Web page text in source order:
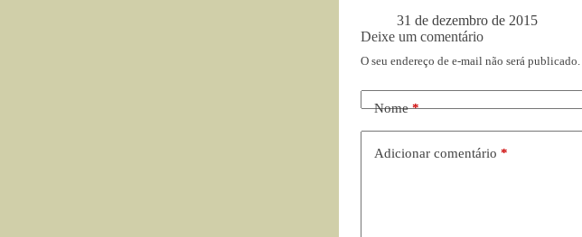
31 de dezembro de 2015
Deixe um comentário
O seu endereço de e-mail não será publicado.
Nome*
Adicionar comentário *